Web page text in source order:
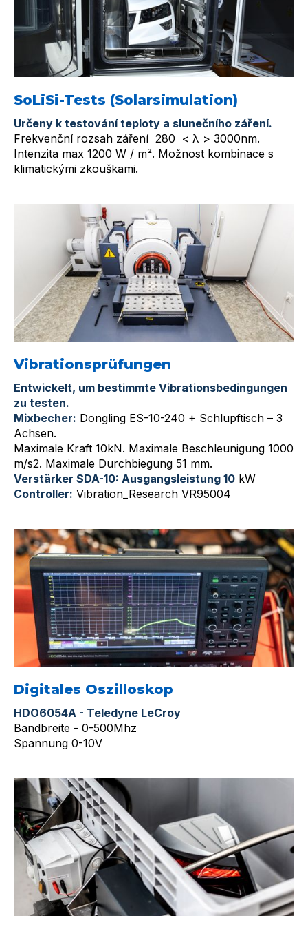
SoLiSi-Tests (Solarsimulation)
Určeny k testování teploty a slunečního záření.
Frekvenční rozsah záření 280 < λ > 3000nm.
Intenzita max 1200 W / m². Možnost kombinace s
klimatickými zkouškami.
Vibrationsprüfungen
Entwickelt, um bestimmte Vibrationsbedingungen
zu testen.
Mixbecher: Dongling ES-10-240 + Schlupftisch – 3
Achsen.
Maximale Kraft 10kN. Maximale Beschleunigung 1000
m/s2. Maximale Durchbiegung 51 mm.
Verstärker SDA-10: Ausgangsleistung 10 kW
Controller: Vibration_Research VR95004
Digitales Oszilloskop
HDO6054A - Teledyne LeCroy
Bandbreite - 0-500Mhz
Spannung 0-10V